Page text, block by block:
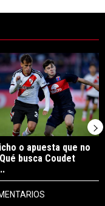
Coudet sobre los
de tendencia con el
o apuesta que no
busca Coudet